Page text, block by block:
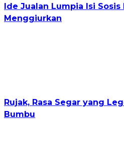
Ide Jualan Lumpia Isi Sosis
Menggiurkan
Rujak, Rasa Segar yang
Bumbu